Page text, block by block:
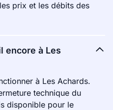
prix et les débits des
encore à Les
à Les Achards.
technique du
disponible pour le